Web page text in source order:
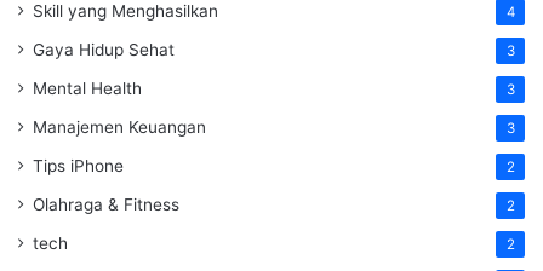
Skill yang Menghasilkan 4
Gaya Hidup Sehat 3
Mental Health 3
Manajemen Keuangan 3
Tips iPhone 2
Olahraga & Fitness 2
tech 2